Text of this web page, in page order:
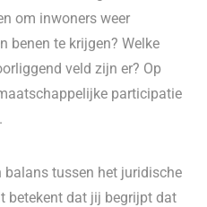
om inwoners weer
benen te krijgen? Welke
veld zijn er? Op
participatie
tussen het juridische
betekent dat jij begrijpt dat